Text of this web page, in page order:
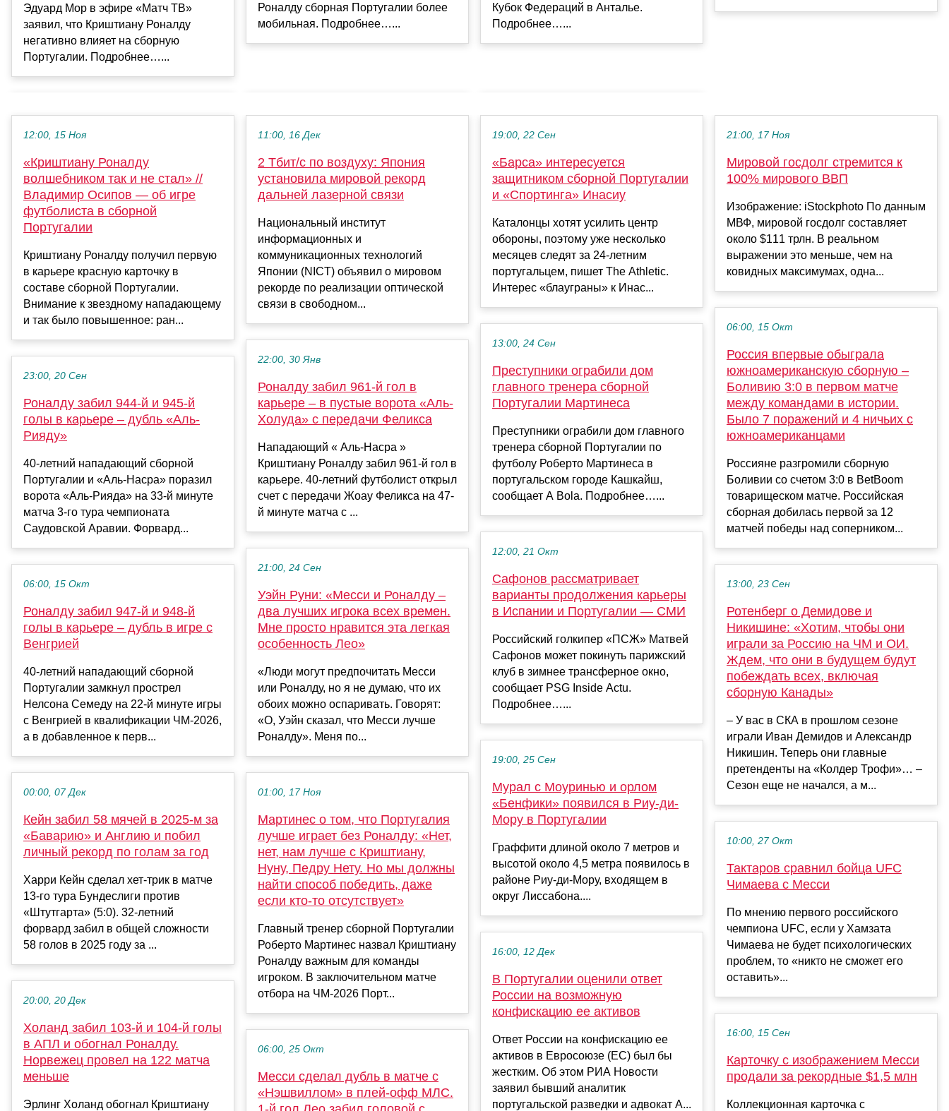
Эдуард Мор в эфире «Матч ТВ»
заявил, что Криштиану Роналду
негативно влияет на сборную
Португалии. Подробнее…...
Роналду сборная Португалии более
мобильная. Подробнее…...
Кубок Федераций в Анталье.
Подробнее…...
12:00, 15 Ноя
«Криштиану Роналду
волшебником так и не стал» //
Владимир Осипов — об игре
футболиста в сборной
Португалии
Криштиану Роналду получил первую
в карьере красную карточку в
составе сборной Португалии.
Внимание к звездному нападающему
и так было повышенное: ран...
23:00, 20 Сен
Роналду забил 944-й и 945-й
голы в карьере – дубль «Аль-
Рияду»
40-летний нападающий сборной
Португалии и «Аль-Насра» поразил
ворота «Аль-Рияда» на 33-й минуте
матча 3-го тура чемпионата
Саудовской Аравии. Форвард...
06:00, 15 Окт
Роналду забил 947-й и 948-й
голы в карьере – дубль в игре с
Венгрией
40-летний нападающий сборной
Португалии замкнул прострел
Нелсона Семеду на 22-й минуте игры
с Венгрией в квалификации ЧМ-2026,
а в добавленное к перв...
00:00, 07 Дек
Кейн забил 58 мячей в 2025-м за
«Баварию» и Англию и побил
личный рекорд по голам за год
Харри Кейн сделал хет-трик в матче
13-го тура Бундеслиги против
«Штутгарта» (5:0). 32-летний
форвард забил в общей сложности
58 голов в 2025 году за ...
20:00, 20 Дек
Холанд забил 103-й и 104-й голы
в АПЛ и обогнал Роналду.
Норвежец провел на 122 матча
меньше
Эрлинг Холанд обогнал Криштиану
11:00, 16 Дек
2 Тбит/с по воздуху: Япония
установила мировой рекорд
дальней лазерной связи
Национальный институт
информационных и
коммуникационных технологий
Японии (NICT) объявил о мировом
рекорде по реализации оптической
связи в свободном...
22:00, 30 Янв
Роналду забил 961-й гол в
карьере – в пустые ворота «Аль-
Холуда» с передачи Феликса
Нападающий « Аль-Насра »
Криштиану Роналду забил 961-й гол в
карьере. 40-летний футболист открыл
счет с передачи Жоау Феликса на 47-
й минуте матча с ...
21:00, 24 Сен
Уэйн Руни: «Месси и Роналду –
два лучших игрока всех времен.
Мне просто нравится эта легкая
особенность Лео»
«Люди могут предпочитать Месси
или Роналду, но я не думаю, что их
обоих можно оспаривать. Говорят:
«О, Уэйн сказал, что Месси лучше
Роналду». Меня по...
01:00, 17 Ноя
Мартинес о том, что Португалия
лучше играет без Роналду: «Нет,
нет, нам лучше с Криштиану,
Нуну, Педру Нету. Но мы должны
найти способ победить, даже
если кто-то отсутствует»
Главный тренер сборной Португалии
Роберто Мартинес назвал Криштиану
Роналду важным для команды
игроком. В заключительном матче
отбора на ЧМ-2026 Порт...
06:00, 25 Окт
Месси сделал дубль в матче с
«Нэшвиллом» в плей-офф МЛС.
19:00, 22 Сен
«Барса» интересуется
защитником сборной Португалии
и «Спортинга» Инасиу
Каталонцы хотят усилить центр
обороны, поэтому уже несколько
месяцев следят за 24-летним
португальцем, пишет The Athletic.
Интерес «блауграны» к Инас...
13:00, 24 Сен
Преступники ограбили дом
главного тренера сборной
Португалии Мартинеса
Преступники ограбили дом главного
тренера сборной Португалии по
футболу Роберто Мартинеса в
португальском городе Кашкайш,
сообщает A Bola. Подробнее…...
12:00, 21 Окт
Сафонов рассматривает
варианты продолжения карьеры
в Испании и Португалии — СМИ
Российский голкипер «ПСЖ» Матвей
Сафонов может покинуть парижский
клуб в зимнее трансферное окно,
сообщает PSG Inside Actu.
Подробнее…...
19:00, 25 Сен
Мурал с Моуринью и орлом
«Бенфики» появился в Риу-ди-
Мору в Португалии
Граффити длиной около 7 метров и
высотой около 4,5 метра появилось в
районе Риу-ди-Мору, входящем в
округ Лиссабона....
16:00, 12 Дек
В Португалии оценили ответ
России на возможную
конфискацию ее активов
Ответ России на конфискацию ее
активов в Евросоюзе (ЕС) был бы
жестким. Об этом РИА Новости
заявил бывший аналитик
португальской разведки и адвокат А...
21:00, 17 Ноя
Мировой госдолг стремится к
100% мирового ВВП
Изображение: iStockphoto По данным
МВФ, мировой госдолг составляет
около $111 трлн. В реальном
выражении это меньше, чем на
ковидных максимумах, одна...
06:00, 15 Окт
Россия впервые обыграла
южноамериканскую сборную –
Боливию 3:0 в первом матче
между командами в истории.
Было 7 поражений и 4 ничьих с
южноамериканцами
Россияне разгромили сборную
Боливии со счетом 3:0 в BetBoom
товарищеском матче. Российская
сборная добилась первой за 12
матчей победы над соперником...
13:00, 23 Сен
Ротенберг о Демидове и
Никишине: «Хотим, чтобы они
играли за Россию на ЧМ и ОИ.
Ждем, что они в будущем будут
побеждать всех, включая
сборную Канады»
– У вас в СКА в прошлом сезоне
играли Иван Демидов и Александр
Никишин. Теперь они главные
претенденты на «Колдер Трофи»… –
Сезон еще не начался, а м...
10:00, 27 Окт
Тактаров сравнил бойца UFC
Чимаева с Месси
По мнению первого российского
чемпиона UFC, если у Хамзата
Чимаева не будет психологических
проблем, то «никто не сможет его
оставить»...
16:00, 15 Сен
Карточку с изображением Месси
продали за рекордные $1,5 млн
Коллекционная карточка с